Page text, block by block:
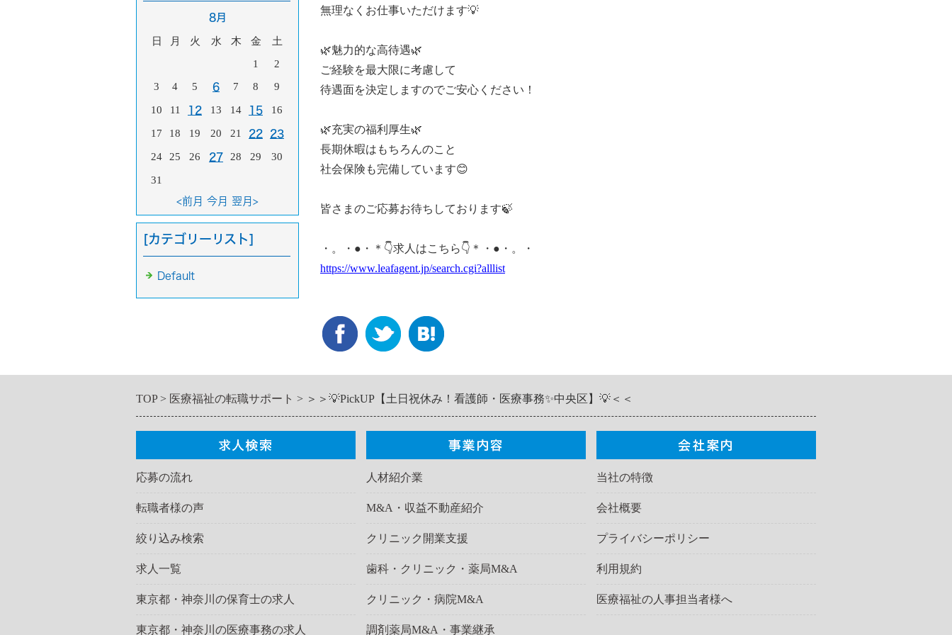
無理なくお仕事いただけます💡
🌿魅力的な高待遇🌿
ご経験を最大限に考慮して
待遇面を決定しますのでご安心ください！
🌿充実の福利厚生🌿
長期休暇はもちろんのこと
社会保険も完備しています😊
皆さまのご応募お待ちしております🍃
・。・●・＊👇求人はこちら👇＊・●・。・
https://www.leafagent.jp/search.cgi?alllist
8月
日 月 火 水 木 金
土
1
2
3
4 5 6 7 8 9
10 11 12 13 14 15 16
17 18 19 20 21 22 23
24 25 26 27 28 29 30
31
<前月 今月 翌月>
[カテゴリーリスト]
Default
TOP 医療福祉の転職サポート ＞＞💡PickUP【土日祝休み！看護師・医療事務✨中央区】💡＜＜
応募の流れ
転職者様の声
絞り込み検索
求人一覧
東京都・神奈川の保育士の求人
東京都・神奈川の医療事務の求人
人材紹介業
M&A・収益不動産紹介
クリニック開業支援
歯科・クリニック・薬局M&A
クリニック・病院M&A
調剤薬局M&A・事業継承
当社の特徴
会社概要
プライバシーポリシー
利用規約
医療福祉の人事担当者様へ